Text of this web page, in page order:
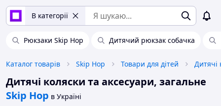
В категорії
Рюкзаки Skip Hop Дитячий рюкзак собачка
Каталог товарів Skip Hop Товари для дітей Дитячі
Дитячі коляски та аксесуари, загальне
Skip Hop в Україні